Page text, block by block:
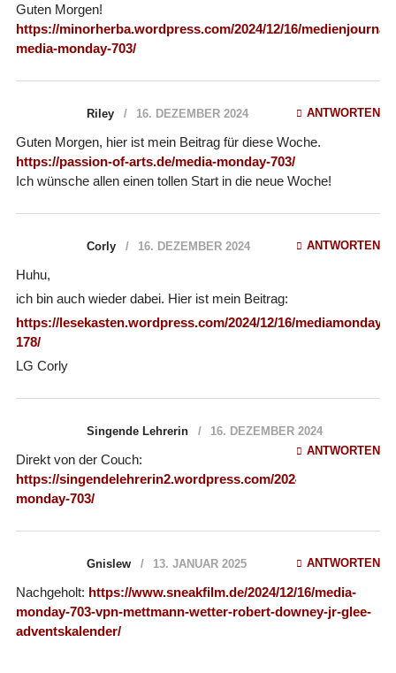
Guten Morgen!
https://minorherba.wordpress.com/2024/12/16/medienjournal-
media-monday-703/
Riley 16. DEZEMBER 2024 ANTWORTEN
Guten Morgen, hier ist mein Beitrag für diese Woche.
https://passion-of-arts.de/media-monday-703/
Ich wünsche allen einen tollen Start in die neue Woche!
Corly 16. DEZEMBER 2024 ANTWORTEN
Huhu,
ich bin auch wieder dabei. Hier ist mein Beitrag:
https://lesekasten.wordpress.com/2024/12/16/mediamonday-
178/
LG Corly
Singende Lehrerin
16. DEZEMBER 2024
ANTWORTEN
Direkt von der Couch:
https://singendelehrerin2.wordpress.com/2024/12/16/media-
monday-703/
Gnislew 13. JANUAR 2025 ANTWORTEN
Nachgeholt: https://www.sneakfilm.de/2024/12/16/media-
monday-703-vpn-mettmann-wetter-robert-downey-jr-glee-
adventskalender/